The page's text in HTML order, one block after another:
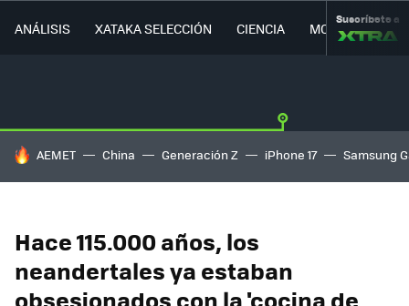
ANÁLISIS XATAKA SELECCIÓN CIENCIA MOVILIDAD
Suscríbete a
HOY SE HABLA DE
AEMET China Generación Z iPhone 17 Samsung
Hace 115.000 años, los
neandertales ya estaban
obsesionados con la 'cocina de